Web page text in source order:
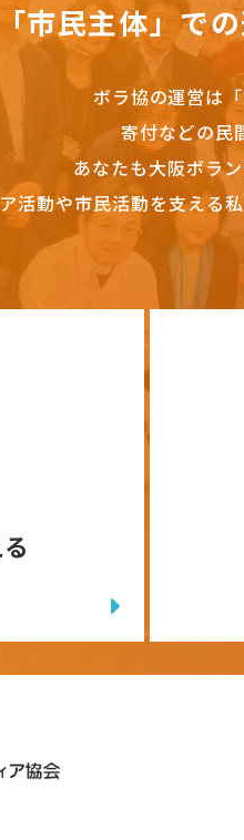
「市民主体」で
ボラ協の運営は
寄付などの民
あなたも大阪ボラ
活動や市民活動を支える